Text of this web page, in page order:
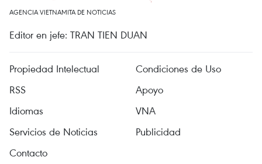
AGENCIA VIETNAMITA DE NOTICIAS
Editor en jefe: TRAN TIEN DUAN
Propiedad Intelectual
Condiciones de Uso
RSS
Apoyo
Idiomas
VNA
Servicios de Noticias
Publicidad
Contacto